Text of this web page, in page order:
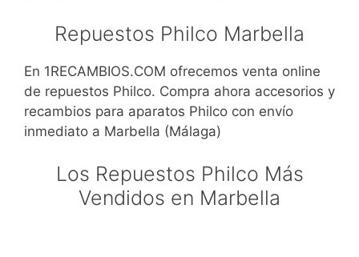
Repuestos Philco Marbella
En 1RECAMBIOS.COM ofrecemos venta online
de repuestos Philco. Compra ahora accesorios y
recambios para aparatos Philco con envío
inmediato a Marbella (Málaga)
Los Repuestos Philco Más
Vendidos en Marbella